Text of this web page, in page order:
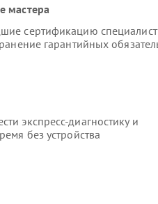
мастера
сертификацию
гарантийных
экспресс-диагностику и
без устройства